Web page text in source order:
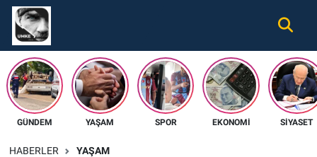
GÜNDEM YAŞAM SPOR EKONOMI SIYASET
HABERLER YAŞAM
Gündem
Ekonomi
Spor
Nöbetçi Eczaneler
Hava Durumu
Namaz Vakitleri